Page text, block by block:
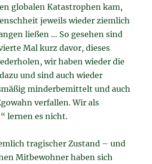
globalen Katastrophen kam,
jeweils wieder ziemlich
ließen … So gesehen sind
Mal kurz davor, dieses
wir haben wieder die
und sind auch wieder
minderbemittelt und auch
verfallen. Wir als
lernen es nicht.
tragischer Zustand – und
Mitbewohner haben sich